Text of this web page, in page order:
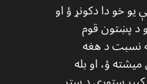
خو دا دکونړ ؤ او
د پښتون قوم
نسبت د هغه
ؤ، او بله